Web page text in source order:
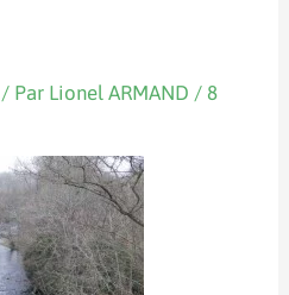
/ Par Lionel ARMAND / 8